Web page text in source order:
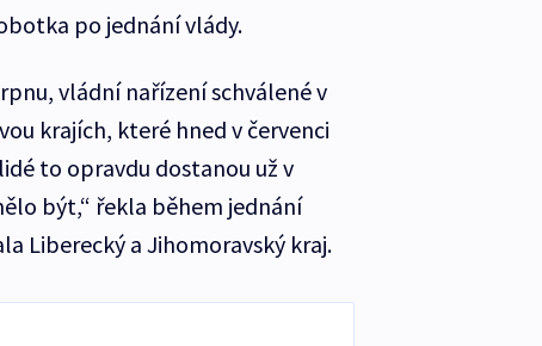
po jednání vlády.
vládní nařízení schválené v
krajích, které hned v červenci
to opravdu dostanou už v
být,“ řekla během jednání
Liberecký a Jihomoravský kraj.